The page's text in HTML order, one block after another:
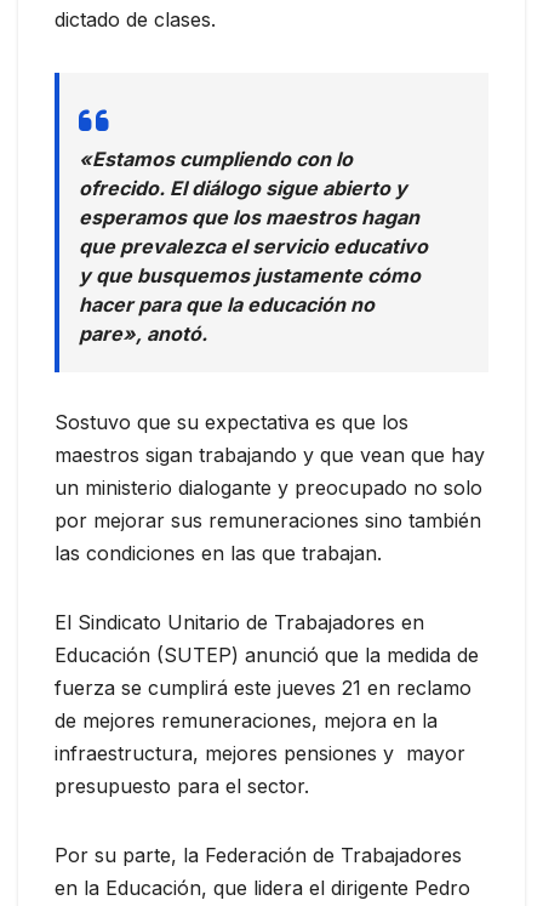
dictado de clases.
«Estamos cumpliendo con lo
ofrecido. El diálogo sigue abierto y
esperamos que los maestros hagan
que prevalezca el servicio educativo
y que busquemos justamente cómo
hacer para que la educación no
pare», anotó.
Sostuvo que su expectativa es que los
maestros sigan trabajando y que vean que hay
un ministerio dialogante y preocupado no solo
por mejorar sus remuneraciones sino también
las condiciones en las que trabajan.
El Sindicato Unitario de Trabajadores en
Educación (SUTEP) anunció que la medida de
fuerza se cumplirá este jueves 21 en reclamo
de mejores remuneraciones, mejora en la
infraestructura, mejores pensiones y mayor
presupuesto para el sector.
Por su parte, la Federación de Trabajadores
en la Educación, que lidera el dirigente Pedro